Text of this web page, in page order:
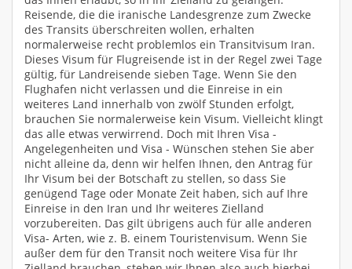
Reisende, die die iranische Landesgrenze zum Zwecke
des Transits überschreiten wollen, erhalten
normalerweise recht problemlos ein Transitvisum Iran.
Dieses Visum für Flugreisende ist in der Regel zwei Tage
gültig, für Landreisende sieben Tage. Wenn Sie den
Flughafen nicht verlassen und die Einreise in ein
weiteres Land innerhalb von zwölf Stunden erfolgt,
brauchen Sie normalerweise kein Visum. Vielleicht klingt
das alle etwas verwirrend. Doch mit Ihren Visa -
Angelegenheiten und Visa - Wünschen stehen Sie aber
nicht alleine da, denn wir helfen Ihnen, den Antrag für
Ihr Visum bei der Botschaft zu stellen, so dass Sie
genügend Tage oder Monate Zeit haben, sich auf Ihre
Einreise in den Iran und Ihr weiteres Zielland
vorzubereiten. Das gilt übrigens auch für alle anderen
Visa- Arten, wie z. B. einem Touristenvisum. Wenn Sie
außer dem für den Transit noch weitere Visa für Ihr